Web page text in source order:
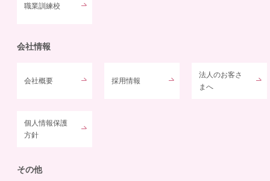
職業訓練校
会社情報
会社概要 採用情報
法人のお客さ
まへ
個人情報保護
方針
その他